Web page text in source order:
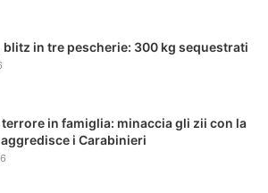
blitz in tre pescherie: 300 kg sequestrati
in famiglia: minaccia gli zii con la
i Carabinieri